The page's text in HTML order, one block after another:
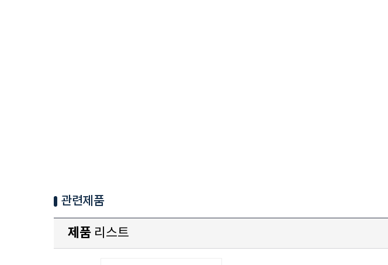
관련제품
제품 리스트